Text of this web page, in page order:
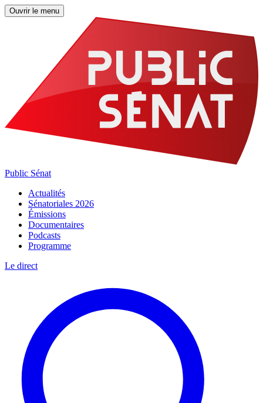
Ouvrir le menu
Public Sénat
Actualités
Sénatoriales 2026
Émissions
Documentaires
Podcasts
Programme
Le direct